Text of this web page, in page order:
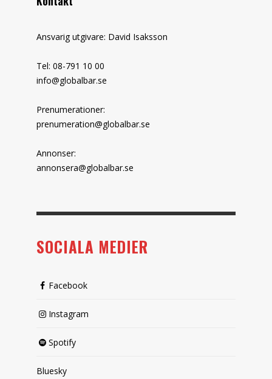
Ansvarig utgivare: David Isaksson
Tel: 08-791 10 00
info@globalbar.se
Prenumerationer:
prenumeration@globalbar.se
Annonser:
annonsera@globalbar.se
SOCIALA MEDIER
Facebook
Instagram
Spotify
Bluesky